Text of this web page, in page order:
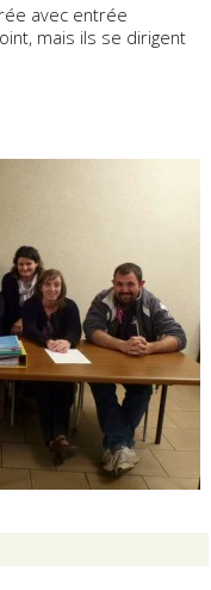
avec entrée
mais ils se dirigent